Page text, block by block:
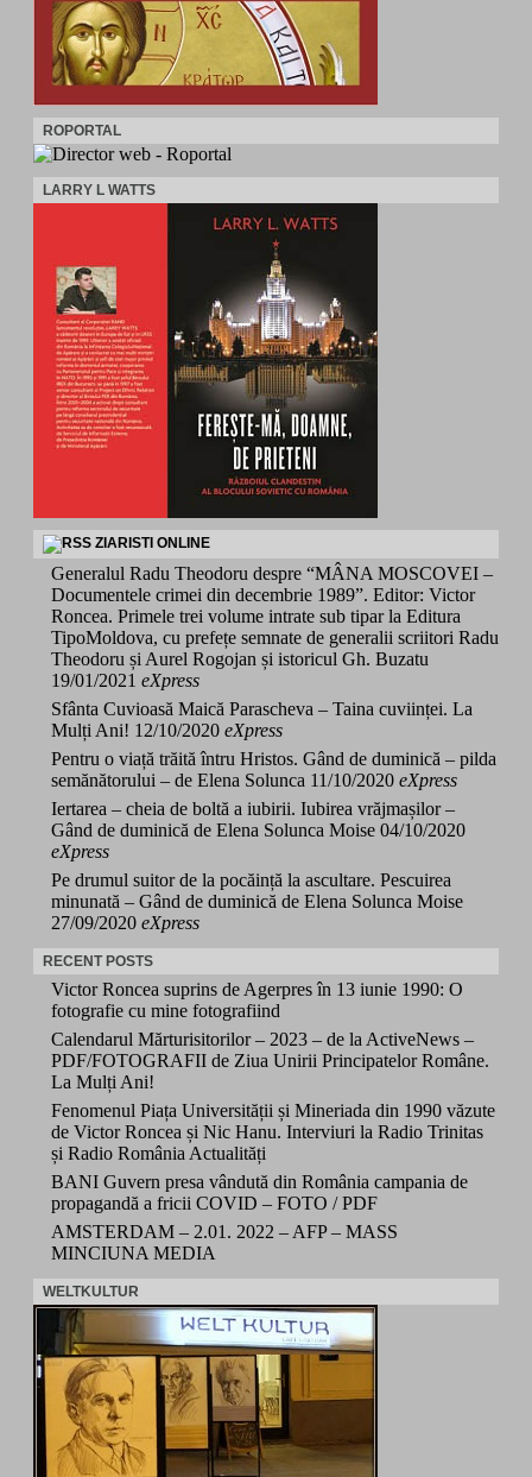
ROPORTAL
LARRY L WATTS
ZIARISTI ONLINE
Generalul Radu Theodoru despre “MÂNA MOSCOVEI –
Documentele crimei din decembrie 1989”. Editor: Victor
Roncea. Primele trei volume intrate sub tipar la Editura
TipoMoldova, cu prefețe semnate de generalii scriitori Radu
Theodoru și Aurel Rogojan și istoricul Gh. Buzatu
19/01/2021 eXpress
Sfânta Cuvioasă Maică Parascheva – Taina cuviinței. La
Mulți Ani! 12/10/2020 eXpress
Pentru o viață trăită întru Hristos. Gând de duminică – pilda
semănătorului – de Elena Solunca 11/10/2020 eXpress
Iertarea – cheia de boltă a iubirii. Iubirea vrăjmașilor –
Gând de duminică de Elena Solunca Moise 04/10/2020
eXpress
Pe drumul suitor de la pocăință la ascultare. Pescuirea
minunată – Gând de duminică de Elena Solunca Moise
27/09/2020 eXpress
RECENT POSTS
Victor Roncea suprins de Agerpres în 13 iunie 1990: O
fotografie cu mine fotografiind
Calendarul Mărturisitorilor – 2023 – de la ActiveNews –
PDF/FOTOGRAFII de Ziua Unirii Principatelor Române.
La Mulți Ani!
Fenomenul Piața Universității și Mineriada din 1990 văzute
de Victor Roncea și Nic Hanu. Interviuri la Radio Trinitas
și Radio România Actualități
BANI Guvern presa vândută din România campania de
propagandă a fricii COVID – FOTO / PDF
AMSTERDAM – 2.01. 2022 – AFP – MASS
MINCIUNA MEDIA
WELTKULTUR